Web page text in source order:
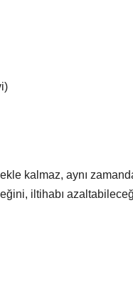
kalmaz, aynı
iltihabı